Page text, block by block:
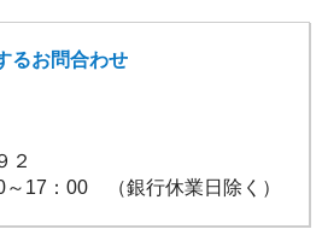
るお問合わせ
２
17：00 （銀行休業日除く）